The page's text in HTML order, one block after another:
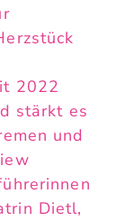
2022
stärkt es
und
Dietl,